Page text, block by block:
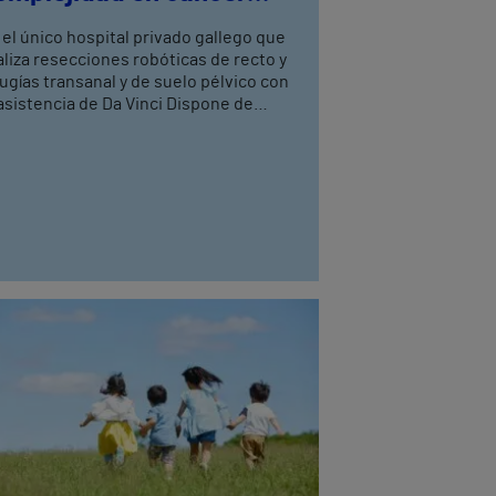
el único hospital privado gallego que
resecciones robóticas de recto y
transanal y de suelo pélvico con
de Da Vinci Dispone de